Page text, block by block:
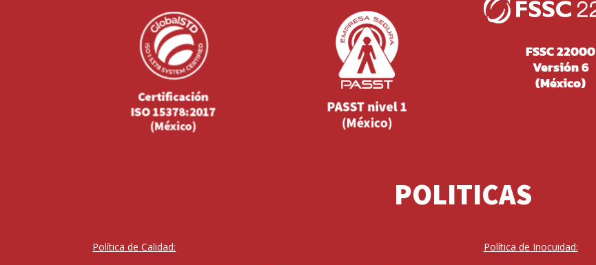
FSSC 22000
Versión 6
(México)
POLITICAS
Política de Calidad:
Política de Inocuidad: